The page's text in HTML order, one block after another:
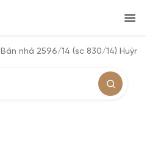
Bán nhà 2596/14 (sc 830/14)